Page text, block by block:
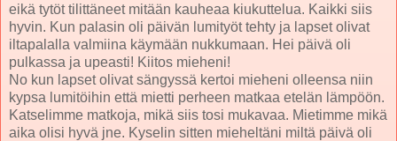
eikä tytöt tilittäneet mitään kauheaa kiukuttelua. Kaikki siis
hyvin. Kun palasin oli päivän lumityöt tehty ja lapset olivat
iltapalalla valmiina käymään nukkumaan. Hei päivä oli
pulkassa ja upeasti! Kiitos mieheni!
No kun lapset olivat sängyssä kertoi mieheni olleensa niin
kypsa lumitöihin että mietti perheen matkaa etelän lämpöön.
Katselimme matkoja, mikä siis tosi mukavaa. Mietimme mikä
aika olisi hyvä jne. Kyselin sitten mieheltäni miltä päivä oli